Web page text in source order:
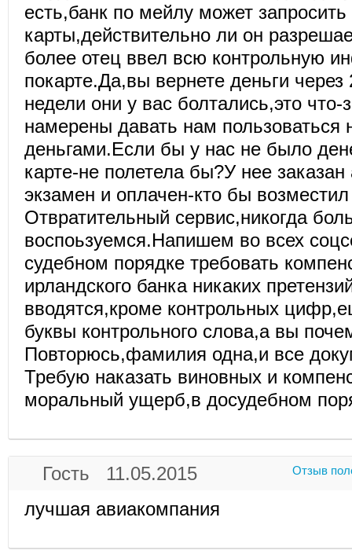
есть,банк по мейлу может
карты,действительно ли он
более отец ввел всю контрольную
покарте.Да,вы вернете деньги
недели они у вас болтались,это
намерены давать нам пользоваться
деньгами.Если бы у нас не было
карте-не полетела бы?У нее
экзамен и оплачен-кто бы
Отвратительный сервис,никогда
воспоьзуемся.Напишем во всех
судебном порядке требовать
ирландского банка никаких
вводятся,кроме контрольных
буквы контрольного слова,а вы
Повторюсь,фамилия одна,и все
Требую наказать виновных и
моральный ущерб,в досудебном
Гость 11.05.2015 Отзыв
лучшая авиакомпания